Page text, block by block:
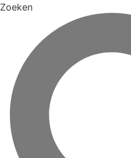
Zoeken